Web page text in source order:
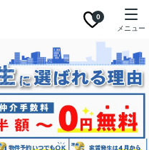
0
メニュー